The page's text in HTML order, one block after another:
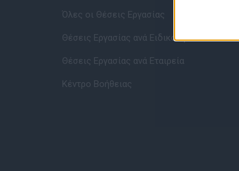
Όλες οι Θέσεις Εργασίας
Θέσεις Εργασίας ανά Ειδικότητα
Θέσεις Εργασίας ανά Εταιρεία
Κέντρο Βοήθειας